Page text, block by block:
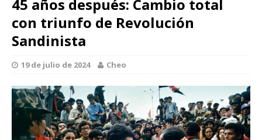
45 años después: Cambio total
con triunfo de Revolución
Sandinista
19 de julio de 2024 Cheo